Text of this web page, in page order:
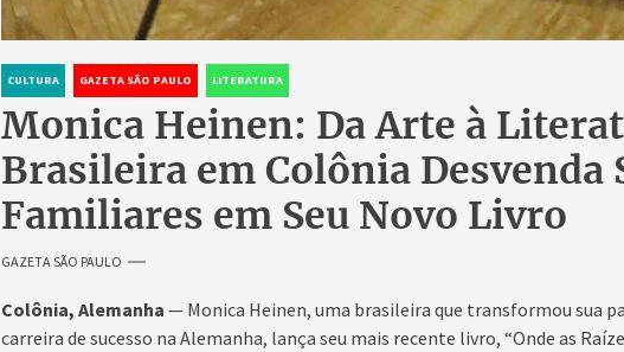
CULTURA GAZETA SÃO PAULO LITERATURA
Monica Heinen: Da Arte à
Brasileira em Colônia Desvenda
Familiares em Seu Novo Livro
GAZETA SÃO PAULO
Colônia, Alemanha — Monica Heinen, uma brasileira que transformou sua
carreira de sucesso na Alemanha, lança seu mais recente livro, “Onde as